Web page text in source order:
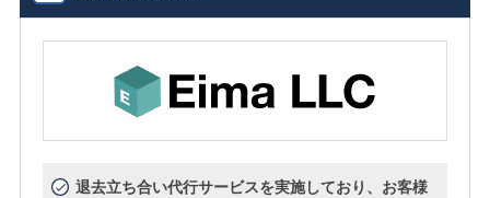
退去立ち合い代行サービスを実施しており、お客様